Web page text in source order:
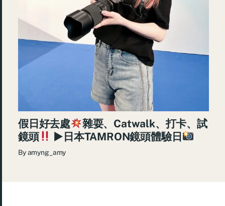
假日好去處
雜耍、Catwalk、打卡、試
鏡頭
►日本TAMRON鏡頭體驗日
Byamyng_amy